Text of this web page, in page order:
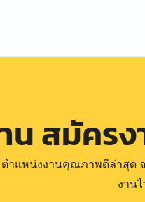
น สมัครง
ตำแหน่งงานคุณภาพดีล่าสุด
งาน